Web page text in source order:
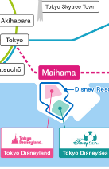
타
리 호텔